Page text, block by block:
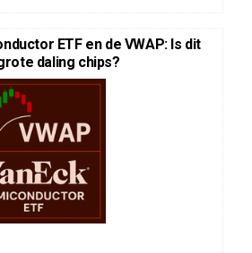
ETF en de VWAP: Is dit
daling chips?